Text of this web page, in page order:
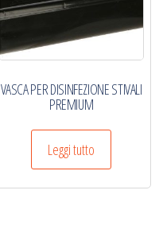
VASCA PER DISINFEZIONE STIVALI
PREMIUM
Leggi tutto